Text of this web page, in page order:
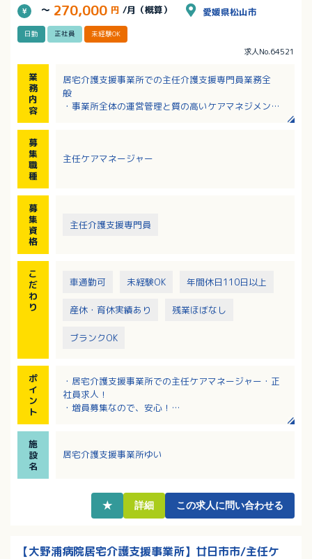
～ 270,000 円 /月（概算） 愛媛県松山市
日勤 正社員 未経験OK
求人No.64521
業
務
内
容
居宅介護支援事業所での主任介護支援専門員業務全
般
・事業所全体の運営管理と質の高いケアマネジメント
プランを作成
・医療機関と連携を取り、在宅復帰に向けた支援体制
募
集
職
種
主任ケアマネージャー
募
集
資
格
主任介護支援専門員
こ
だ
わ
り
車通勤可 未経験OK 年間休日110日以上
産休・育休実績あり 残業ほぼなし
ブランクOK
ポ
イ
ン
ト
・居宅介護支援事業所での主任ケアマネージャー・正
社員求人！
・増員募集なので、安心！
・在宅でのケアマネジメント業務経験がある方は歓迎
します
施
設
名
居宅介護支援事業所ゆい
★ 詳細 この求人に問い合わせる
【大野浦病院居宅介護支援事業所】廿日市市/主任ケ